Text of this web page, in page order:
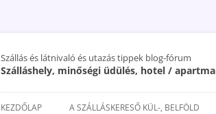
Szállás és látnivaló és utazás tippek blog-fórum
Szálláshely, minőségi üdülés, hotel /
KEZDŐLAP A SZÁLLÁSKERESŐ KÜL-, BELFÖLD